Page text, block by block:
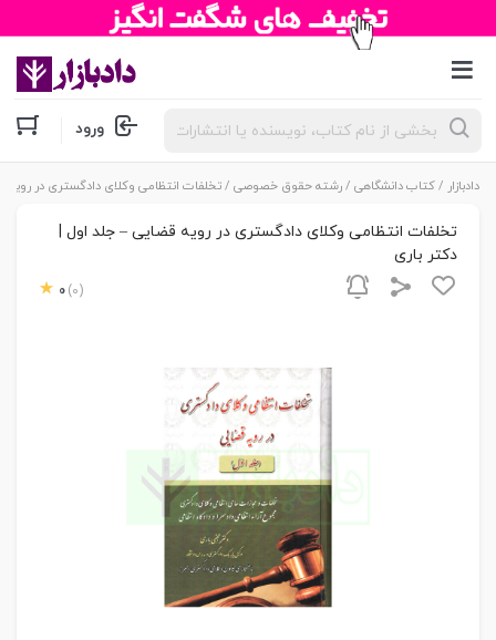
جستجوی
محصولات ورود
دادبازار /کتاب دانشگاهی /رشته حقوق خصوصی / تخلفات انتظامی وکلای دادگستری در رویه
تخلفات انتظامی وکلای دادگستری در رویه قضایی – جلد اول |
دکتر باری
0 (0)